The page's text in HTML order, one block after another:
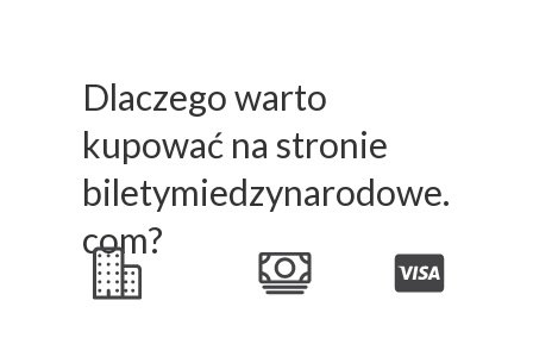
Dlaczego warto
kupować na stronie
biletymiedzynarodowe.
com?